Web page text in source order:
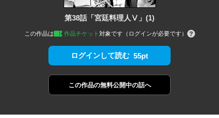
第38話「宮廷料理人Ⅴ」(1)
この作品は 作品チケット 対象です（ログインが必要です）
ログインして読む 55pt
この作品の無料公開中の話へ